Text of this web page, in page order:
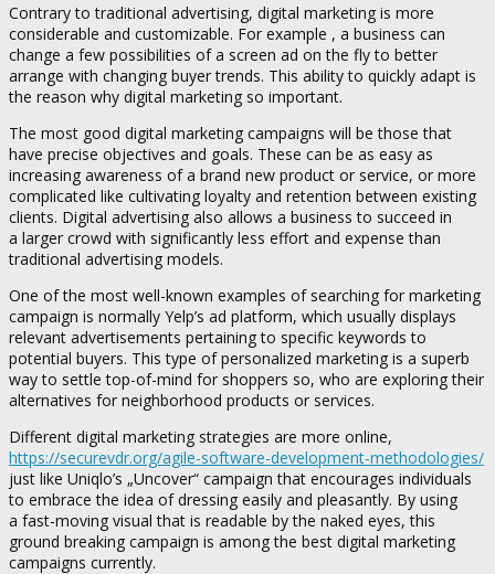
Contrary to traditional advertising, digital marketing is more
considerable and customizable. For example , a business can
change a few possibilities of a screen ad on the fly to better
arrange with changing buyer trends. This ability to quickly adapt is
the reason why digital marketing so important.
The most good digital marketing campaigns will be those that
have precise objectives and goals. These can be as easy as
increasing awareness of a brand new product or service, or more
complicated like cultivating loyalty and retention between existing
clients. Digital advertising also allows a business to succeed in
a larger crowd with significantly less effort and expense than
traditional advertising models.
One of the most well-known examples of searching for marketing
campaign is normally Yelp’s ad platform, which usually displays
relevant advertisements pertaining to specific keywords to
potential buyers. This type of personalized marketing is a superb
way to settle top-of-mind for shoppers so, who are exploring their
alternatives for neighborhood products or services.
Different digital marketing strategies are more online,
https://securevdr.org/agile-software-development-methodologies/
just like Uniqlo’s „Uncover“ campaign that encourages individuals
to embrace the idea of dressing easily and pleasantly. By using
a fast-moving visual that is readable by the naked eyes, this
ground breaking campaign is among the best digital marketing
campaigns currently.